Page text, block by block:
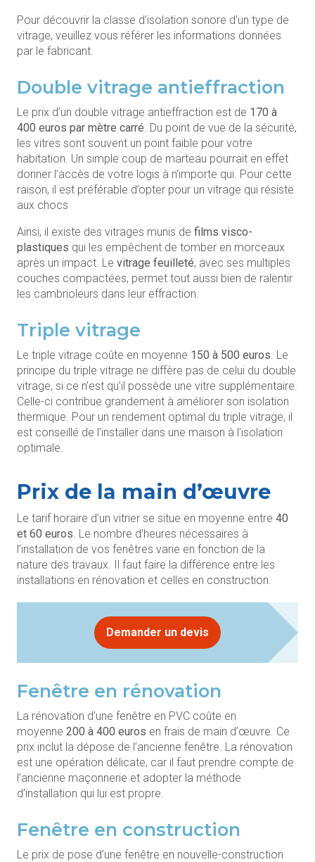
Pour découvrir la classe d’isolation sonore d’un type de
vitrage, veuillez vous référer les informations données
par le fabricant.
Double vitrage antieffraction
Le prix d’un double vitrage antieffraction est de 170 à
400 euros par mètre carré . Du point de vue de la sécurité,
les vitres sont souvent un point faible pour votre
habitation. Un simple coup de marteau pourrait en effet
donner l’accès de votre logis à n’importe qui. Pour cette
raison, il est préférable d’opter pour un vitrage qui résiste
aux chocs
Ainsi, il existe des vitrages munis de films visco-
plastiques qui les empêchent de tomber en morceaux
après un impact. Le vitrage feuilleté, avec ses multiples
couches compactées, permet tout aussi bien de ralentir
les cambrioleurs dans leur effraction.
Triple vitrage
Le triple vitrage coûte en moyenne 150 à 500 euros . Le
principe du triple vitrage ne diffère pas de celui du double
vitrage, si ce n’est qu’il possède une vitre supplémentaire.
Celle-ci contribue grandement à améliorer son isolation
thermique. Pour un rendement optimal du triple vitrage, il
est conseillé de l’installer dans une maison à l’isolation
optimale.
Prix de la main d’œuvre
Le tarif horaire d’un vitrier se situe en moyenne entre 40
et 60 euros . Le nombre d’heures nécessaires à
l’installation de vos fenêtres varie en fonction de la
nature des travaux. Il faut faire la différence entre les
installations en rénovation et celles en construction.
Demander un devis
Fenêtre en rénovation
La rénovation d’une fenêtre en PVC coûte en
moyenne 200 à 400 euros en frais de main d’œuvre. Ce
prix inclut la dépose de l’ancienne fenêtre. La rénovation
est une opération délicate, car il faut prendre compte de
l’ancienne maçonnerie et adopter la méthode
d’installation qui lui est propre.
Fenêtre en construction
Le prix de pose d’une fenêtre en nouvelle-construction